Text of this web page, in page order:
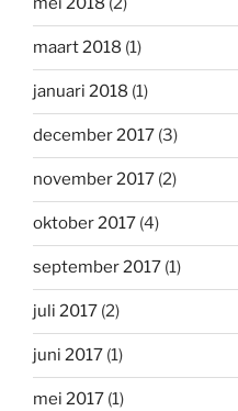
maart 2018 (1)
januari 2018 (1)
december 2017 (3)
november 2017 (2)
oktober 2017 (4)
september 2017 (1)
juli 2017 (2)
juni 2017 (1)
mei 2017 (1)